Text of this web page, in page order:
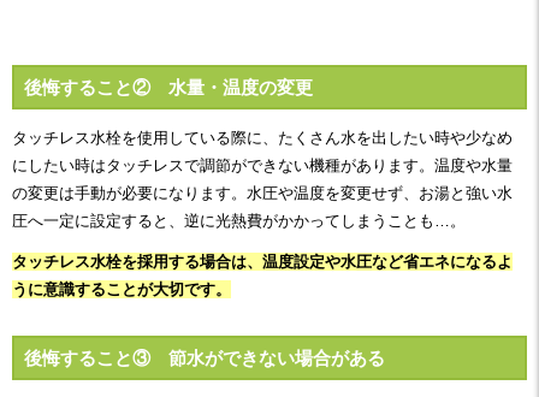
後悔すること② 水量・温度の変更
タッチレス水栓を使用している際に、たくさん水を出したい時や少なめ
にしたい時はタッチレスで調節ができない機種があります。 温度や水量
の変更は手動が必要になります。 水圧や温度を変更せず、お湯と強い水
圧へ一定に設定すると、逆に光熱費がかかってしまうことも…。
タッチレス水栓を採用する場合は、温度設定や水圧など省エネになるよ
うに意識することが大切です。
後悔すること③ 節水ができない場合がある